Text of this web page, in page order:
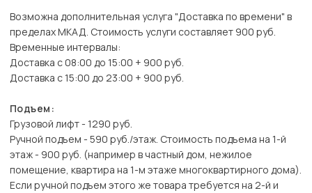
Возможна дополнительная услуга "Доставка по времени" в
пределах МКАД. Стоимость услуги составляет 900 руб.
Временные интервалы:
Доставка с 08:00 до 15:00 + 900 руб.
Доставка с 15:00 до 23:00 + 900 руб.
Подъем:
Грузовой лифт - 1290 руб.
Ручной подъем - 590 руб./этаж. Стоимость подъема на 1-й
этаж - 900 руб. (например в частный дом, нежилое
помещение, квартира на 1-м этаже многоквартирного дома).
Если ручной подъем этого же товара требуется на 2-й и